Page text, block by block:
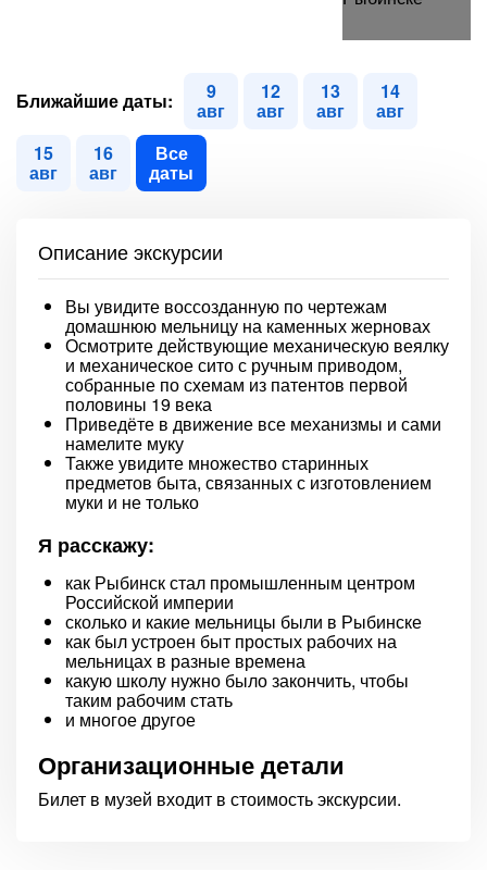
Ближайшие даты: 9
авг
12
авг
13
авг
14
авг
15
авг
16
авг
Все
даты
Описание экскурсии
Вы увидите воссозданную по чертежам
домашнюю мельницу на каменных жерновах
Осмотрите действующие механическую веялку
и механическое сито с ручным приводом,
собранные по схемам из патентов первой
половины 19 века
Приведёте в движение все механизмы и сами
намелите муку
Также увидите множество старинных
предметов быта, связанных с изготовлением
муки и не только
Я расскажу:
как Рыбинск стал промышленным центром
Российской империи
сколько и какие мельницы были в Рыбинске
как был устроен быт простых рабочих на
мельницах в разные времена
какую школу нужно было закончить, чтобы
таким рабочим стать
и многое другое
Организационные детали
Билет в музей входит в стоимость экскурсии.